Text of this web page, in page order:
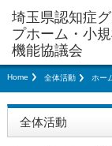
Home 全体活動 ホー
全体活動